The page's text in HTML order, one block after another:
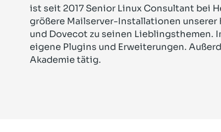
ist seit 2017 Senior Linux Consultant bei
größere Mailserver-Installationen unserer
und Dovecot zu seinen Lieblingsthemen.
eigene Plugins und Erweiterungen.
Akademie tätig.